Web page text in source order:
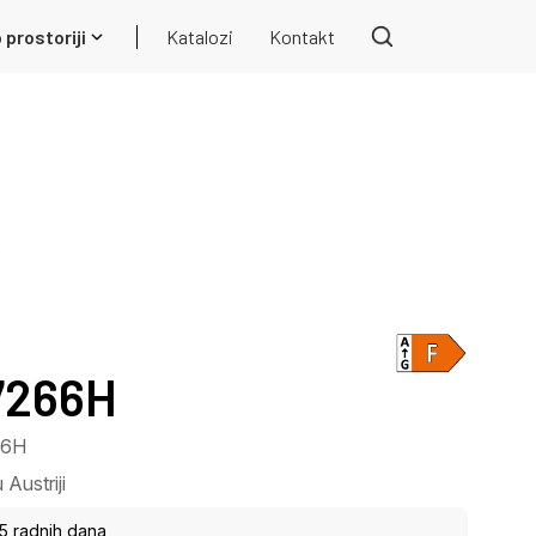
prostoriji Katalozi Kontakt
Austriji
radnih dana